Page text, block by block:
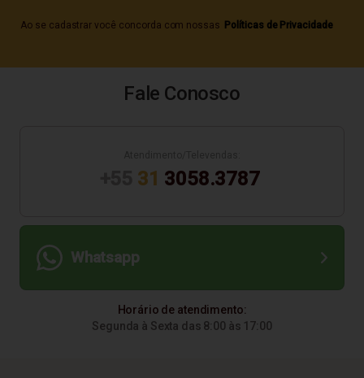
Ao se cadastrar você concorda com nossas Políticas de Privacidade
Fale Conosco
31 3058.3787
Whatsapp
Horário de atendimento:
Segunda à Sexta das 8:00 às 17:00